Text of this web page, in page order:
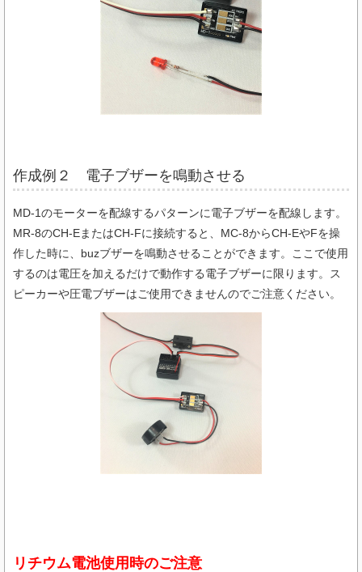
作成例２ 電子ブザーを鳴動させる
MD-1のモーターを配線するパターンに電子ブザーを配線します。
MR-8のCH-EまたはCH-Fに接続すると、MC-8からCH-EやFを操
作した時に、buzブザーを鳴動させることができます。ここで使用
するのは電圧を加えるだけで動作する電子ブザーに限ります。ス
ピーカーや圧電ブザーはご使用できませんのでご注意ください。
リチウム電池使用時のご注意